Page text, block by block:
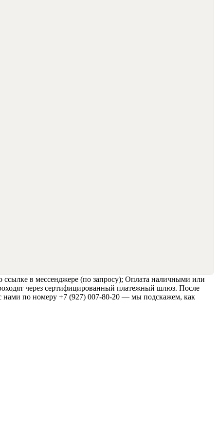
в мессенджере (по запросу); Оплата наличными или
через сертифицированный платежный шлюз. После
нами по номеру +7 (927) 007-80-20 — мы подскажем, как